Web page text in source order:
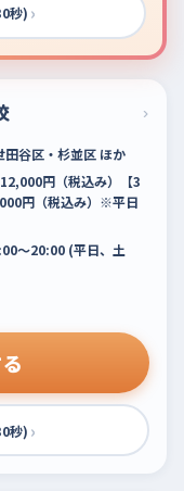
秒) ›
›
田谷区・杉並区 ほか
12,000円（税込み）【3
円（税込み）※平日
〜20:00 (平日、土
秒) ›